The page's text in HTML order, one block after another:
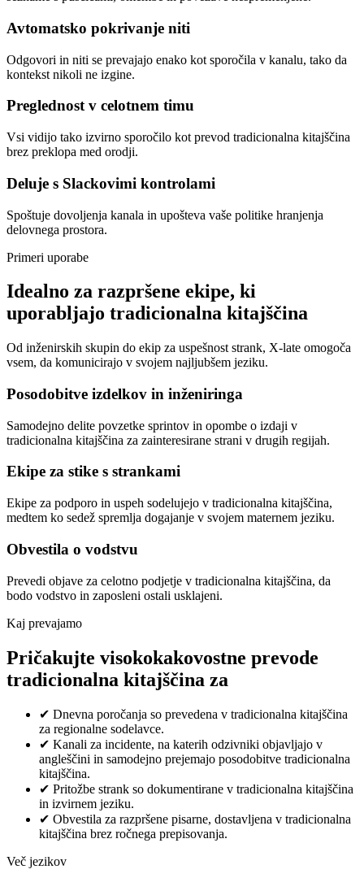
Avtomatsko pokrivanje niti
Odgovori in niti se prevajajo enako kot sporočila v kanalu, tako da
kontekst nikoli ne izgine.
Preglednost v celotnem timu
Vsi vidijo tako izvirno sporočilo kot prevod tradicionalna kitajščina
brez preklopa med orodji.
Deluje s Slackovimi kontrolami
Spoštuje dovoljenja kanala in upošteva vaše politike hranjenja
delovnega prostora.
Primeri uporabe
Idealno za razpršene ekipe, ki
uporabljajo tradicionalna kitajščina
Od inženirskih skupin do ekip za uspešnost strank, X-late omogoča
vsem, da komunicirajo v svojem najljubšem jeziku.
Posodobitve izdelkov in inženiringa
Samodejno delite povzetke sprintov in opombe o izdaji v
tradicionalna kitajščina za zainteresirane strani v drugih regijah.
Ekipe za stike s strankami
Ekipe za podporo in uspeh sodelujejo v tradicionalna kitajščina,
medtem ko sedež spremlja dogajanje v svojem maternem jeziku.
Obvestila o vodstvu
Prevedi objave za celotno podjetje v tradicionalna kitajščina, da
bodo vodstvo in zaposleni ostali usklajeni.
Kaj prevajamo
Pričakujte visokokakovostne prevode
tradicionalna kitajščina za
✔ Dnevna poročanja so prevedena v tradicionalna kitajščina
za regionalne sodelavce.
✔ Kanali za incidente, na katerih odzivniki objavljajo v
angleščini in samodejno prejemajo posodobitve tradicionalna
kitajščina.
✔ Pritožbe strank so dokumentirane v tradicionalna kitajščina
in izvirnem jeziku.
✔ Obvestila za razpršene pisarne, dostavljena v tradicionalna
kitajščina brez ročnega prepisovanja.
Več jezikov